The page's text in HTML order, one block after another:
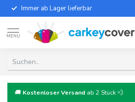
Immer ab Lager lieferbar
MENU
🚚 Kostenloser Versand ab 2 Stück 💨